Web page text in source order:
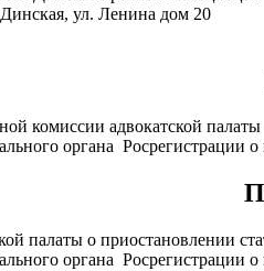
ул. Ленина дом 20
комиссии адвокатской
органа Росрегистрации
палаты о приостановлении
органа Росрегистрации